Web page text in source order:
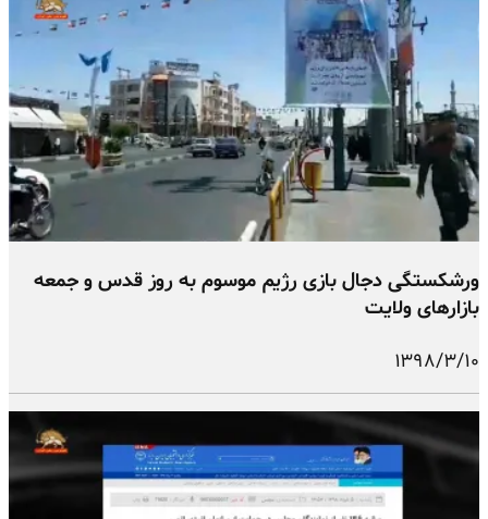
ورشکستگی دجال بازی رژیم موسوم به روز قدس و جمعه
بازارهای ولایت
۱۳۹۸/۳/۱۰